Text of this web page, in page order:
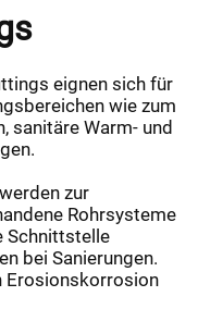
eignen sich für
wie zum
sanitäre Warm- und
zur
Rohrsysteme
Schnittstelle
bei Sanierungen.
Erosionskorrosion